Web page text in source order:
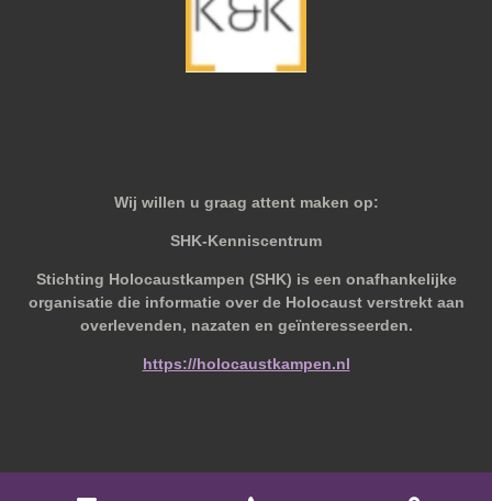
Wij willen u graag attent maken op:
SHK-Kenniscentrum
Stichting Holocaustkampen (SHK) is een onafhankelijke
organisatie die informatie over de Holocaust verstrekt aan
overlevenden, nazaten en geïnteresseerden.
https://holocaustkampen.nl